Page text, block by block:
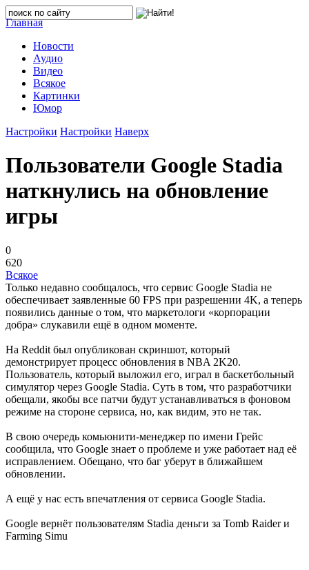
Главная
Новости
Аудио
Видео
Всякое
Картинки
Юмор
Настройки Настройки Наверх
Пользователи Google Stadia
наткнулись на обновление
игры
0
620
Всякое
Только недавно сообщалось, что сервис Google Stadia не
обеспечивает заявленные 60 FPS при разрешении 4K, а теперь
появились данные о том, что маркетологи «корпорации
добра» слукавили ещё в одном моменте.
На Reddit был опубликован скриншот, который
демонстрирует процесс обновления в NBA 2K20.
Пользователь, который выложил его, играл в баскетбольный
симулятор через Google Stadia. Суть в том, что разработчики
обещали, якобы все патчи будут устанавливаться в фоновом
режиме на стороне сервиса, но, как видим, это не так.
В свою очередь комьюнити-менеджер по имени Грейс
сообщила, что Google знает о проблеме и уже работает над её
исправлением. Обещано, что баг уберут в ближайшем
обновлении.
А ещё у нас есть впечатления от сервиса Google Stadia.
Google вернёт пользователям Stadia деньги за Tomb Raider и
Farming Simu